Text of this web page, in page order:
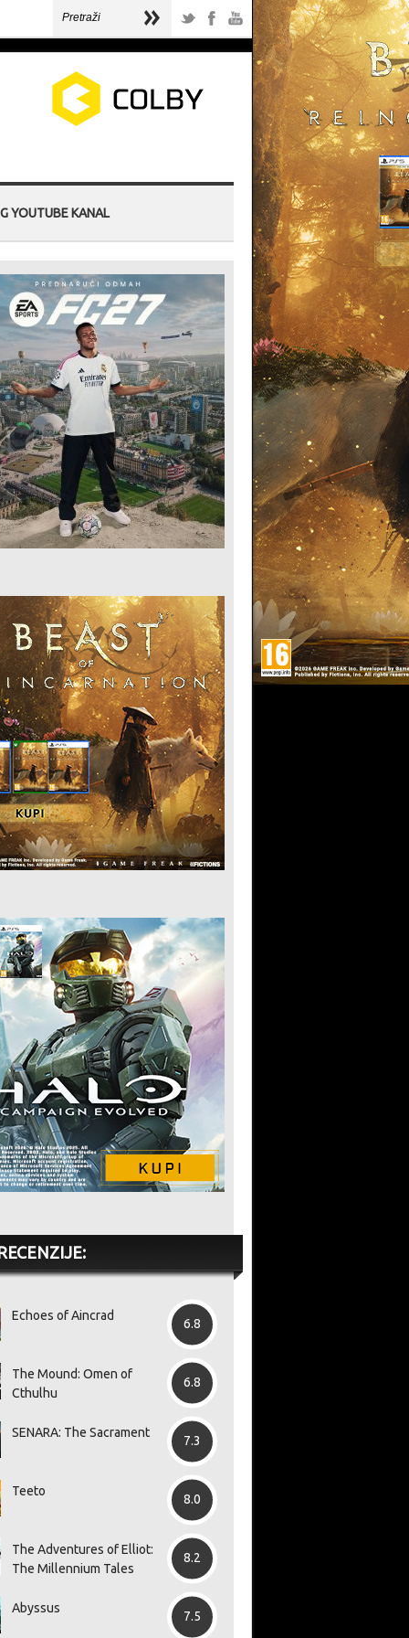
YOUTUBE KANAL
od
Crimson Moon dobio je
datum izlaska, u prodaji će
Echoes of Aincrad
6.8
The Mound: Omen of
Cthulhu
6.8
SENARA: The Sacrament
7.3
Teeto
8.0
The Adventures of Elliot:
The Millennium Tales
8.2
Abyssus
7.5